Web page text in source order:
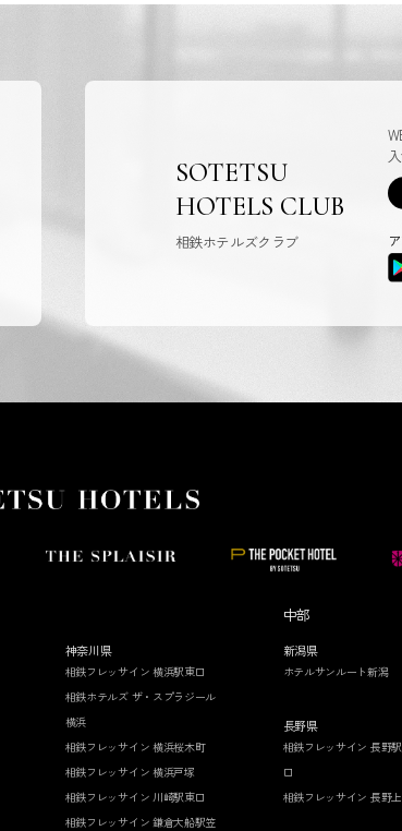
SOTETSU
HOTELS CLUB
相鉄ホテルズクラブ
神奈川県
相鉄フレッサイン 横浜駅東口
相鉄ホテルズ ザ・スプラジール
横浜
相鉄フレッサイン 横浜桜木町
相鉄フレッサイン 横浜戸塚
相鉄フレッサイン 川崎駅東口
相鉄フレッサイン 鎌倉大船駅笠
中部
新潟県
ホテルサンルート新潟
長野県
相鉄フレッサイン 長野
口
相鉄フレッサイン 長野